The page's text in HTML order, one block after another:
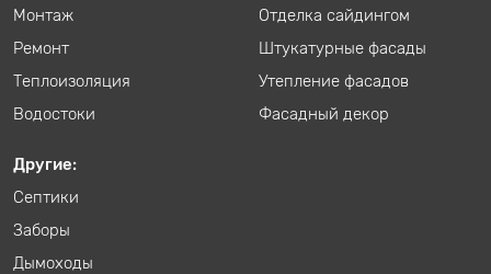
Монтаж
Ремонт
Теплоизоляция
Водостоки
Отделка сайдингом
Штукатурные фасады
Утепление фасадов
Фасадный декор
Другие:
Септики
Заборы
Дымоходы